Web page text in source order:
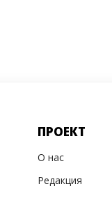
ПРОЕКТ
О нас
Редакция